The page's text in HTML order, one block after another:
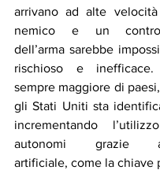
arrivano ad alte
nemico e un
dell’arma sarebbe
rischioso e
sempre maggiore di
gli Stati Uniti sta
incrementando
autonomi grazie
artificiale, come la chiave